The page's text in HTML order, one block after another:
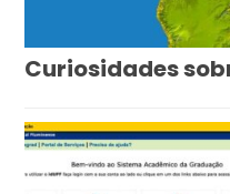
Curiosidades